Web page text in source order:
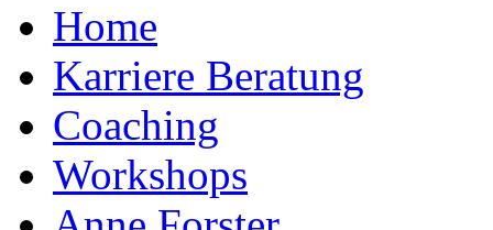
Home
Karriere Beratung
Coaching
Workshops